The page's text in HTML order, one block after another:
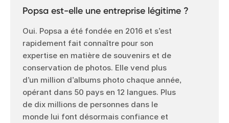
Popsa est-elle une entreprise légitime ?
Oui. Popsa a été fondée en 2016 et s’est
rapidement fait connaître pour son
expertise en matière de souvenirs et de
conservation de photos. Elle vend plus
d’un million d’albums photo chaque année,
opérant dans 50 pays en 12 langues. Plus
de dix millions de personnes dans le
monde lui font désormais confiance et